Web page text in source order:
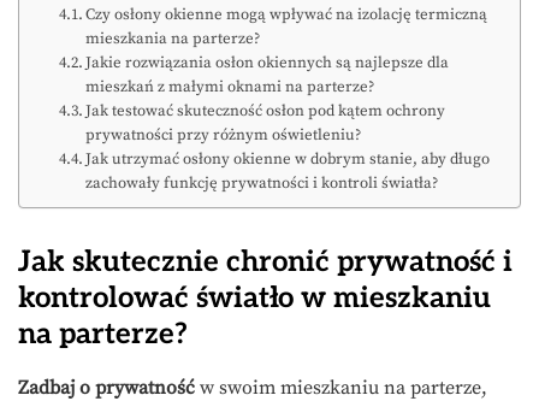
Czy osłony okienne mogą wpływać na izolację termiczną
mieszkania na parterze?
Jakie rozwiązania osłon okiennych są najlepsze dla
mieszkań z małymi oknami na parterze?
Jak testować skuteczność osłon pod kątem ochrony
prywatności przy różnym oświetleniu?
Jak utrzymać osłony okienne w dobrym stanie, aby długo
zachowały funkcję prywatności i kontroli światła?
Jak skutecznie chronić prywatność i
kontrolować światło w mieszkaniu
na parterze?
Zadbaj o prywatność w swoim mieszkaniu na parterze,